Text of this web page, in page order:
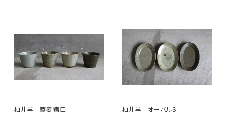
柏井羊 蕎麦猪口 柏井羊 オーバルS